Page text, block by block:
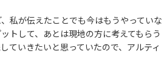
私が伝えたことでも今はもうやっていな
トして、あとは現地の方に考えてもらう
ていきたいと思っていたので、アルティ